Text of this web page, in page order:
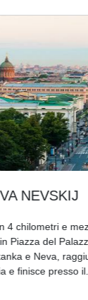
NEVSKIJ
4 chilometri e
Piazza del
e Neva,
e finisce presso il...